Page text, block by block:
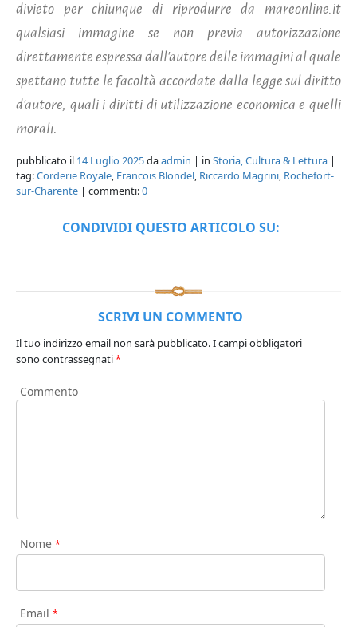
divieto per chiunque di riprodurre da mareonline.it
qualsiasi immagine se non previa autorizzazione
direttamente espressa dall'autore delle immagini al quale
spettano tutte le facoltà accordate dalla legge sul diritto
d'autore, quali i diritti di utilizzazione economica e quelli
morali.
pubblicato il 14 Luglio 2025daadmin | in Storia, Cultura & Lettura |
tag:Corderie Royale, Francois Blondel, Riccardo Magrini, Rochefort-
sur-Charente | commenti:0
CONDIVIDI QUESTO ARTICOLO SU:
SCRIVI UN COMMENTO
Il tuo indirizzo email non sarà pubblicato.I campi obbligatori
sono contrassegnati*
Commento
Nome *
Email *